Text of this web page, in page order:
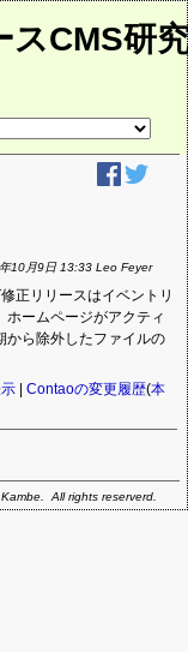
スCMS研
10月9日 13:33 Leo Feyer
正リリースはイベントリ
ームページがアクティ
から除外したファイルの
|Contaoの変更履歴(本
All rights reserverd.